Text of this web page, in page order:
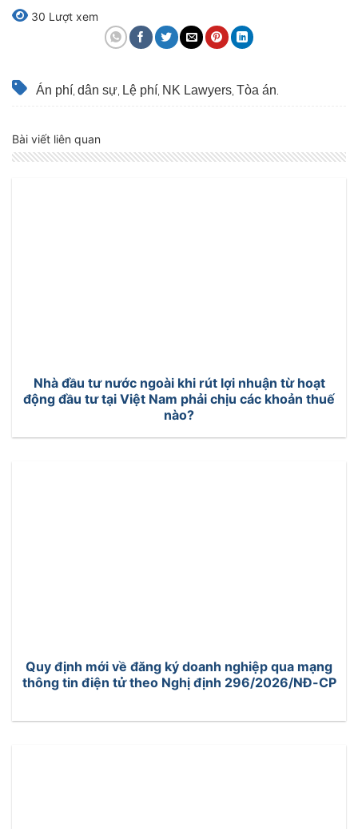
30 Lượt xem
Án phí, dân sự, Lệ phí, NK Lawyers, Tòa án.
Bài viết liên quan
Nhà đầu tư nước ngoài khi rút lợi nhuận từ hoạt
động đầu tư tại Việt Nam phải chịu các khoản thuế
nào?
Quy định mới về đăng ký doanh nghiệp qua mạng
thông tin điện tử theo Nghị định 296/2026/NĐ-CP